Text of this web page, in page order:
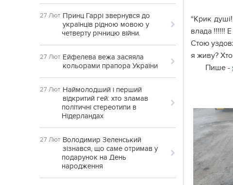
27 Лют Принц Гаррі звернувся до
українців рідною мовою у
четверту річницю війни.
27 Лют Ейфелева вежа засяяла
кольорами прапора України
27 Лют Наймолодший і перший
відкритий гей: хто зламав
політичні стереотипи в
Нідерландах
27 Лют Володимир Зеленський
зізнався, що саме отримав у
подарунок на День
народження
“Крик
влада !!!!!!
Стою
я живу?
Пише -